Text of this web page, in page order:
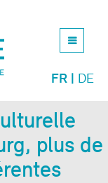
FR DE
plus de